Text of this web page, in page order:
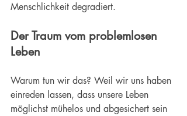
Menschlichkeit degradiert.
Der Traum vom problemlosen
Leben
Warum tun wir das? Weil wir uns haben
einreden lassen, dass unsere Leben
möglichst mühelos und abgesichert sein